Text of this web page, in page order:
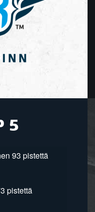
5
93 pistettä
pistettä